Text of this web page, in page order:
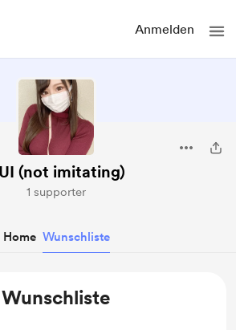
Anmelden
(not imitating)
1 supporter
Home Wunschliste
Wunschliste